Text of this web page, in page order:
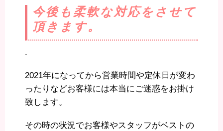
今後も柔軟な対応をさせて
頂きます。
.
2021年になってから営業時間や定休日が変わ
ったりなどお客様には本当にご迷惑をお掛け
致します。
その時の状況でお客様やスタッフがベストの